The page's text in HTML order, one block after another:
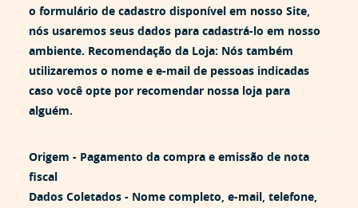
o formulário de cadastro disponível em nosso Site,
nós usaremos seus dados para cadastrá-lo em nosso
ambiente. Recomendação da Loja: Nós também
utilizaremos o nome e e-mail de pessoas indicadas
caso você opte por recomendar nossa loja para
alguém.
Origem - Pagamento da compra e emissão de nota
fiscal
Dados Coletados - Nome completo, e-mail, telefone,